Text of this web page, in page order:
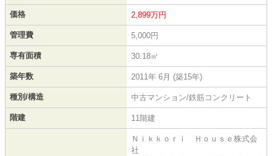
価格 2,899万円
管理費 5,000円
専有面積 30.18㎡
築年数 2011年 6月 (築15年)
種別/構造 中古マンション/鉄筋コンクリート
階建 11階建
Ｎｉｋｋｏｒｉ Ｈｏｕｓｅ株式会
社